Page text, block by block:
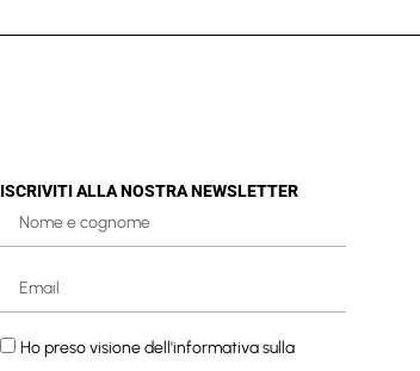
ISCRIVITI ALLA NOSTRA NEWSLETTER
Ho preso visione dell'informativa sulla